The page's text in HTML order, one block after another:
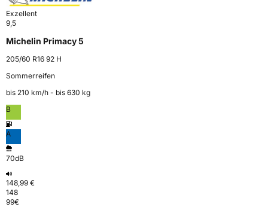
Exzellent
9,5
Michelin Primacy 5
205/60 R16 92 H
Sommerreifen
bis 210 km⁠/⁠h - bis 630 kg
B
A
70dB
148,99 €
148
99€